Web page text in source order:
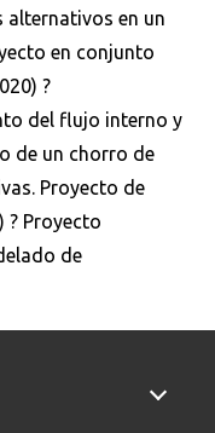
alternativos en un
en conjunto
?
del flujo interno y
de un chorro de
Proyecto de
? Proyecto
de